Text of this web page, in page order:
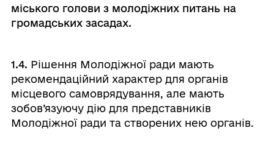
міського голови з молодіжних питань на
громадських засадах.
1.4. Рішення Молодіжної ради мають
рекомендаційний характер для органів
місцевого самоврядування, але мають
зобов’язуючу дію для представників
Молодіжної ради та створених нею органів.